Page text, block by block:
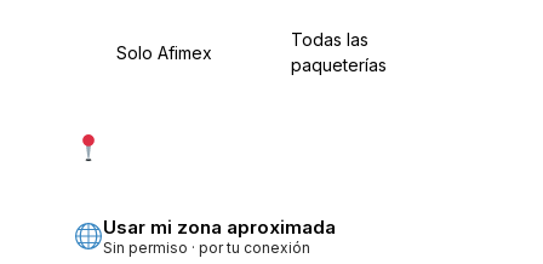
Solo Afimex
Todas las
paqueterías
Usar mi zona aproximada
Sin permiso · por tu conexión